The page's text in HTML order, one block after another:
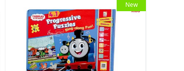
New